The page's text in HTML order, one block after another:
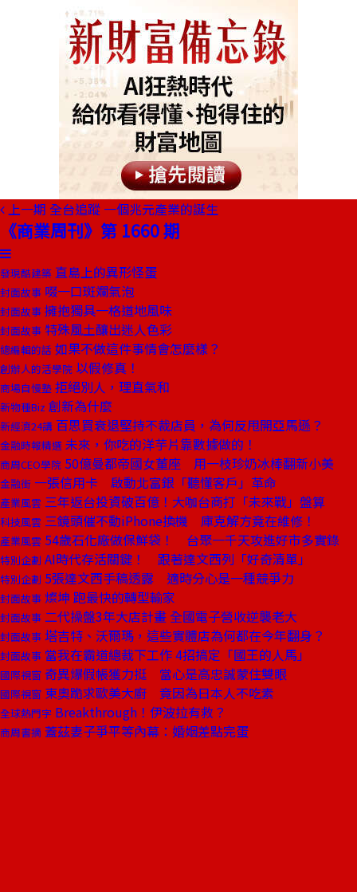
上一期 全台追蹤 一個兆元產業的誕生
《商業周刊》第 1660 期
發現酷建築 直島上的異形怪蛋
封面故事 啜一口斑斕氣泡
封面故事 擁抱獨具一格道地風味
封面故事 特殊風土釀出迷人色彩
總編輯的話 如果不做這件事情會怎麼樣？
創辦人的活學院 以假修真！
商場自慢塾 拒絕別人，理直氣和
新物種Biz 創新為什麼
新經濟24講 百思買衰退堅持不裁店員，為何反甩開亞馬遜？
金融時報精選 未來，你吃的洋芋片靠數據做的！
商周CEO學院 50億曼都帝國女董座 用一枝珍奶冰棒翻新小美
金融街 一張信用卡 啟動北富銀「聽懂客戶」革命
產業風雲 三年返台投資破百億！大咖台商打「未來戰」盤算
科技風雲 三鏡頭催不動iPhone換機 庫克解方竟在維修！
產業風雲 54歲石化廠做保鮮袋！ 台聚一千天攻進好市多實錄
特別企劃 AI時代存活關鍵！ 跟著達文西列「好奇清單」
特別企劃 5張達文西手稿透露 適時分心是一種競爭力
封面故事 燦坤 跑最快的轉型輸家
封面故事 二代操盤3年大店計畫 全國電子營收逆襲老大
封面故事 塔吉特、沃爾瑪，這些實體店為何都在今年翻身？
封面故事 當我在霸道總裁下工作 4招搞定「國王的人馬」
國際視窗 奇異爆假帳獲力挺 當心是高忠誠蒙住雙眼
國際視窗 東奧跪求歐美大廚 竟因為日本人不吃素
全球熱門字 Breakthrough！伊波拉有救？
商周書摘 蓋茲妻子爭平等內幕：婚姻差點完蛋